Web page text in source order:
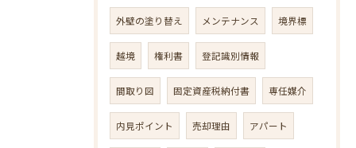
外壁の塗り替え メンテナンス 境界標
越境 権利書 登記識別情報
間取り図 固定資産税納付書 専任媒介
内見ポイント 売却理由 アパート